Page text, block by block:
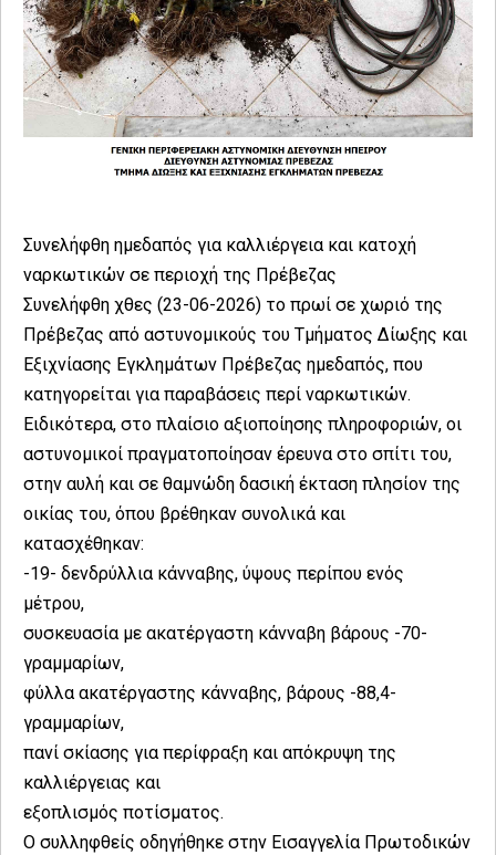
Συνελήφθη ημεδαπός για καλλιέργεια και κατοχή
ναρκωτικών σε περιοχή της Πρέβεζας
Συνελήφθη χθες (23-06-2026) το πρωί σε χωριό της
Πρέβεζας από αστυνομικούς του Τμήματος Δίωξης και
Εξιχνίασης Εγκλημάτων Πρέβεζας ημεδαπός, που
κατηγορείται για παραβάσεις περί ναρκωτικών.
Ειδικότερα, στο πλαίσιο αξιοποίησης πληροφοριών, οι
αστυνομικοί πραγματοποίησαν έρευνα στο σπίτι του,
στην αυλή και σε θαμνώδη δασική έκταση πλησίον της
οικίας του, όπου βρέθηκαν συνολικά και
κατασχέθηκαν:
-19- δενδρύλλια κάνναβης, ύψους περίπου ενός
μέτρου,
συσκευασία με ακατέργαστη κάνναβη βάρους -70-
γραμμαρίων,
φύλλα ακατέργαστης κάνναβης, βάρους -88,4-
γραμμαρίων,
πανί σκίασης για περίφραξη και απόκρυψη της
καλλιέργειας και
εξοπλισμός ποτίσματος.
Ο συλληφθείς οδηγήθηκε στην Εισαγγελία Πρωτοδικών